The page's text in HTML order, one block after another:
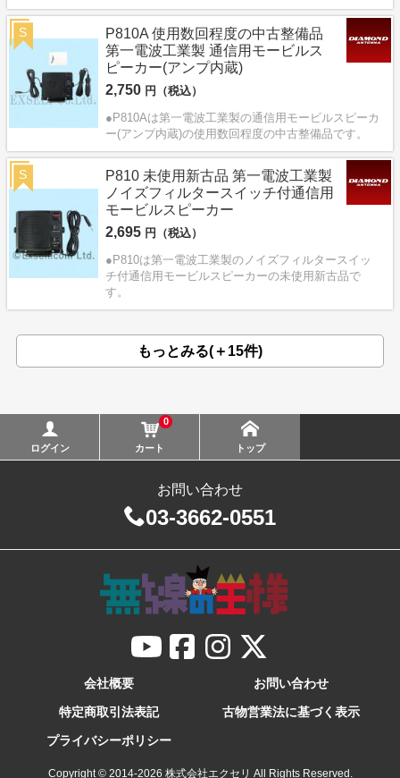
P810A 使用数回程度の中古整備品
第一電波工業製 通信用モービルス
ピーカー(アンプ内蔵)
2,750 円（税込）
●P810Aは第一電波工業製の通信用モービルスピーカ
ー(アンプ内蔵)の使用数回程度の中古整備品です。
S
P810 未使用新古品 第一電波工業製
ノイズフィルタースイッチ付通信用
モービルスピーカー
2,695 円（税込）
●P810は第一電波工業製のノイズフィルタースイッ
チ付通信用モービルスピーカーの未使用新古品で
す。
S
もっとみる(＋15件)
ログイン
0
カート トップ
お問い合わせ
03-3662-0551
会社概要
お問い合わせ
特定商取引法表記
古物営業法に基づく表示
プライバシーポリシー
Copyright © 2014-2026 株式会社エクセリ All Rights Reserved.